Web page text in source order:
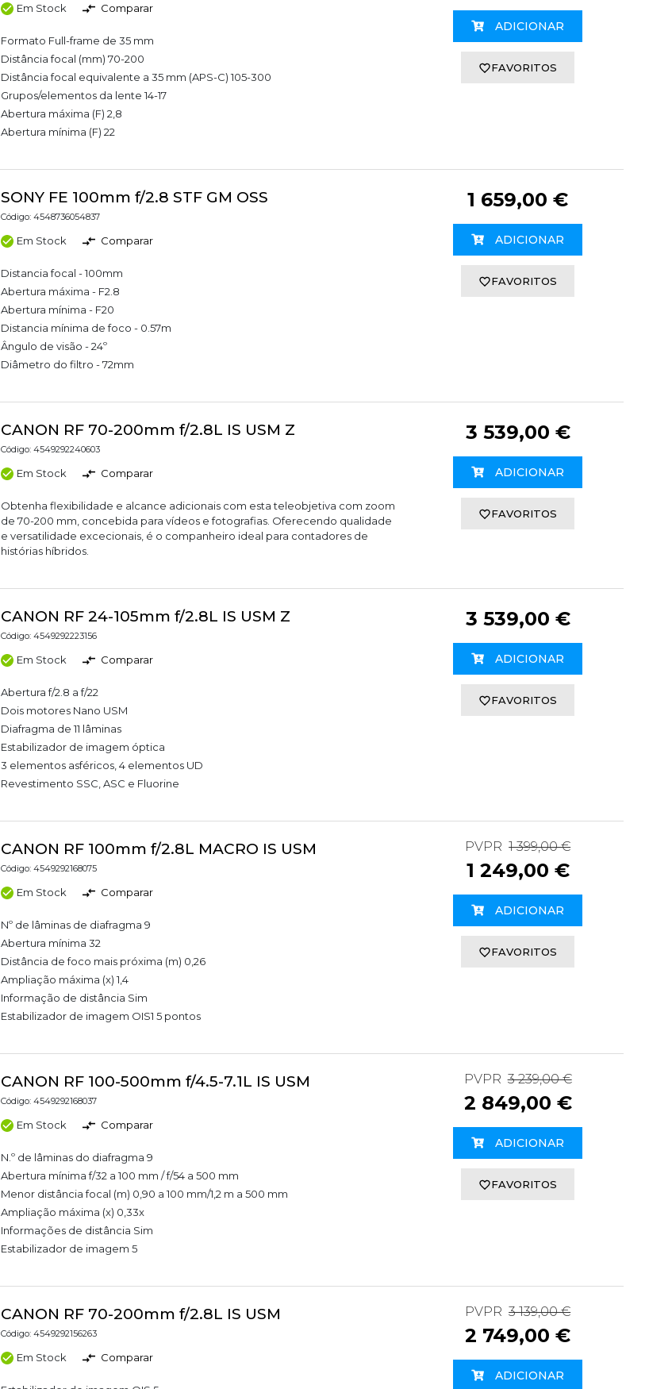
Em Stock Comparar
Formato Full-frame de 35 mm
Distância focal (mm) 70-200
Distância focal equivalente a 35 mm (APS-C) 105-300
Grupos/elementos da lente 14-17
Abertura máxima (F) 2,8
Abertura mínima (F) 22
ADICIONAR
FAVORITOS
SONY FE 100mm f/2.8 STF GM OSS
Código: 4548736054837
Em Stock Comparar
Distancia focal - 100mm
Abertura máxima - F2.8
Abertura mínima - F20
Distancia mínima de foco - 0.57m
Ângulo de visão - 24º
Diâmetro do filtro - 72mm
1 659,00 €
ADICIONAR
FAVORITOS
CANON RF 70-200mm f/2.8L IS USM Z
Código: 4549292240603
Em Stock Comparar
Obtenha flexibilidade e alcance adicionais com esta teleobjetiva com zoom
de 70-200 mm, concebida para vídeos e fotografias. Oferecendo qualidade
e versatilidade excecionais, é o companheiro ideal para contadores de
histórias híbridos.
3 539,00 €
ADICIONAR
FAVORITOS
CANON RF 24-105mm f/2.8L IS USM Z
Código: 4549292223156
Em Stock Comparar
Abertura f/2.8 a f/22
Dois motores Nano USM
Diafragma de 11 lâminas
Estabilizador de imagem óptica
3 elementos asféricos, 4 elementos UD
Revestimento SSC, ASC e Fluorine
3 539,00 €
ADICIONAR
FAVORITOS
CANON RF 100mm f/2.8L MACRO IS USM
Código: 4549292168075
Em Stock Comparar
Nº de lâminas de diafragma 9
Abertura mínima 32
Distância de foco mais próxima (m) 0,26
Ampliação máxima (x) 1,4
Informação de distância Sim
Estabilizador de imagem OIS1 5 pontos
PVPR 1 399,00 €
1 249,00 €
ADICIONAR
FAVORITOS
CANON RF 100-500mm f/4.5-7.1L IS USM
Código: 4549292168037
Em Stock Comparar
N.º de lâminas do diafragma 9
Abertura mínima f/32 a 100 mm / f/54 a 500 mm
Menor distância focal (m) 0,90 a 100 mm/1,2 m a 500 mm
Ampliação máxima (x) 0,33x
Informações de distância Sim
Estabilizador de imagem 5
PVPR 3 239,00 €
2 849,00 €
ADICIONAR
FAVORITOS
CANON RF 70-200mm f/2.8L IS USM
Código: 4549292156263
Em Stock Comparar
PVPR 3 139,00 €
2 749,00 €
ADICIONAR